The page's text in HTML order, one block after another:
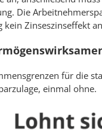
Die
kein Zinseszinseffekt
für die
einmal ohne.